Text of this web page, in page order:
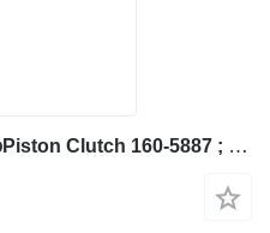
Caterpillar 建設機械のためのPiston Clutch 160-5887 ; 1605887 Piston Clutch Caterpillar